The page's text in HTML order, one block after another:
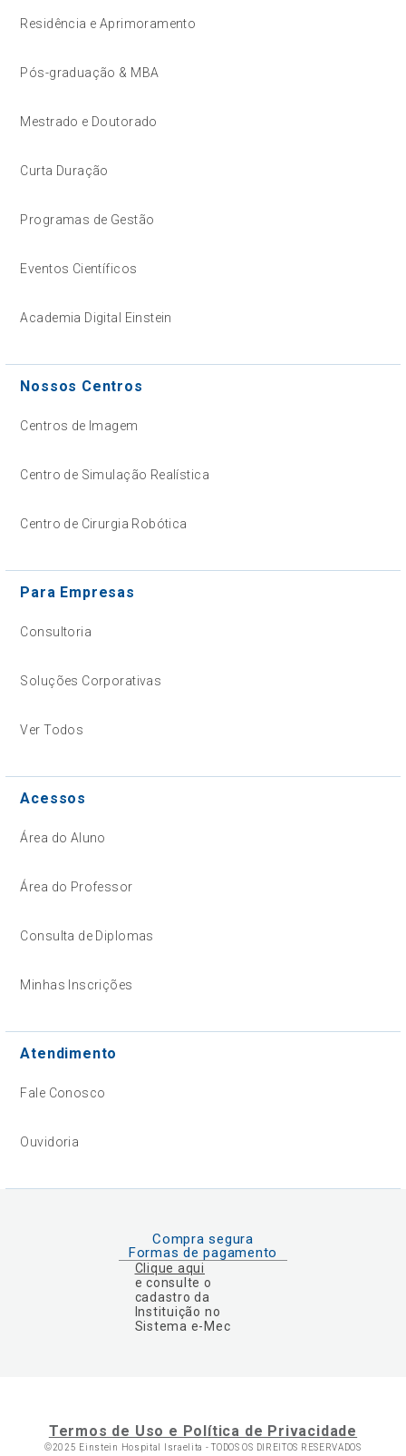
Residência e Aprimoramento
Pós-graduação & MBA
Mestrado e Doutorado
Curta Duração
Programas de Gestão
Eventos Científicos
Academia Digital Einstein
Nossos Centros
Centros de Imagem
Centro de Simulação Realística
Centro de Cirurgia Robótica
Para Empresas
Consultoria
Soluções Corporativas
Ver Todos
Acessos
Área do Aluno
Área do Professor
Consulta de Diplomas
Minhas Inscrições
Atendimento
Fale Conosco
Ouvidoria
Compra segura
Formas de pagamento
Clique aqui
e consulte o
cadastro da
Instituição no
Sistema e-Mec
Termos de Uso e Política de Privacidade
©2025 Einstein Hospital Israelita -TODOS OS DIREITOS RESERVADOS